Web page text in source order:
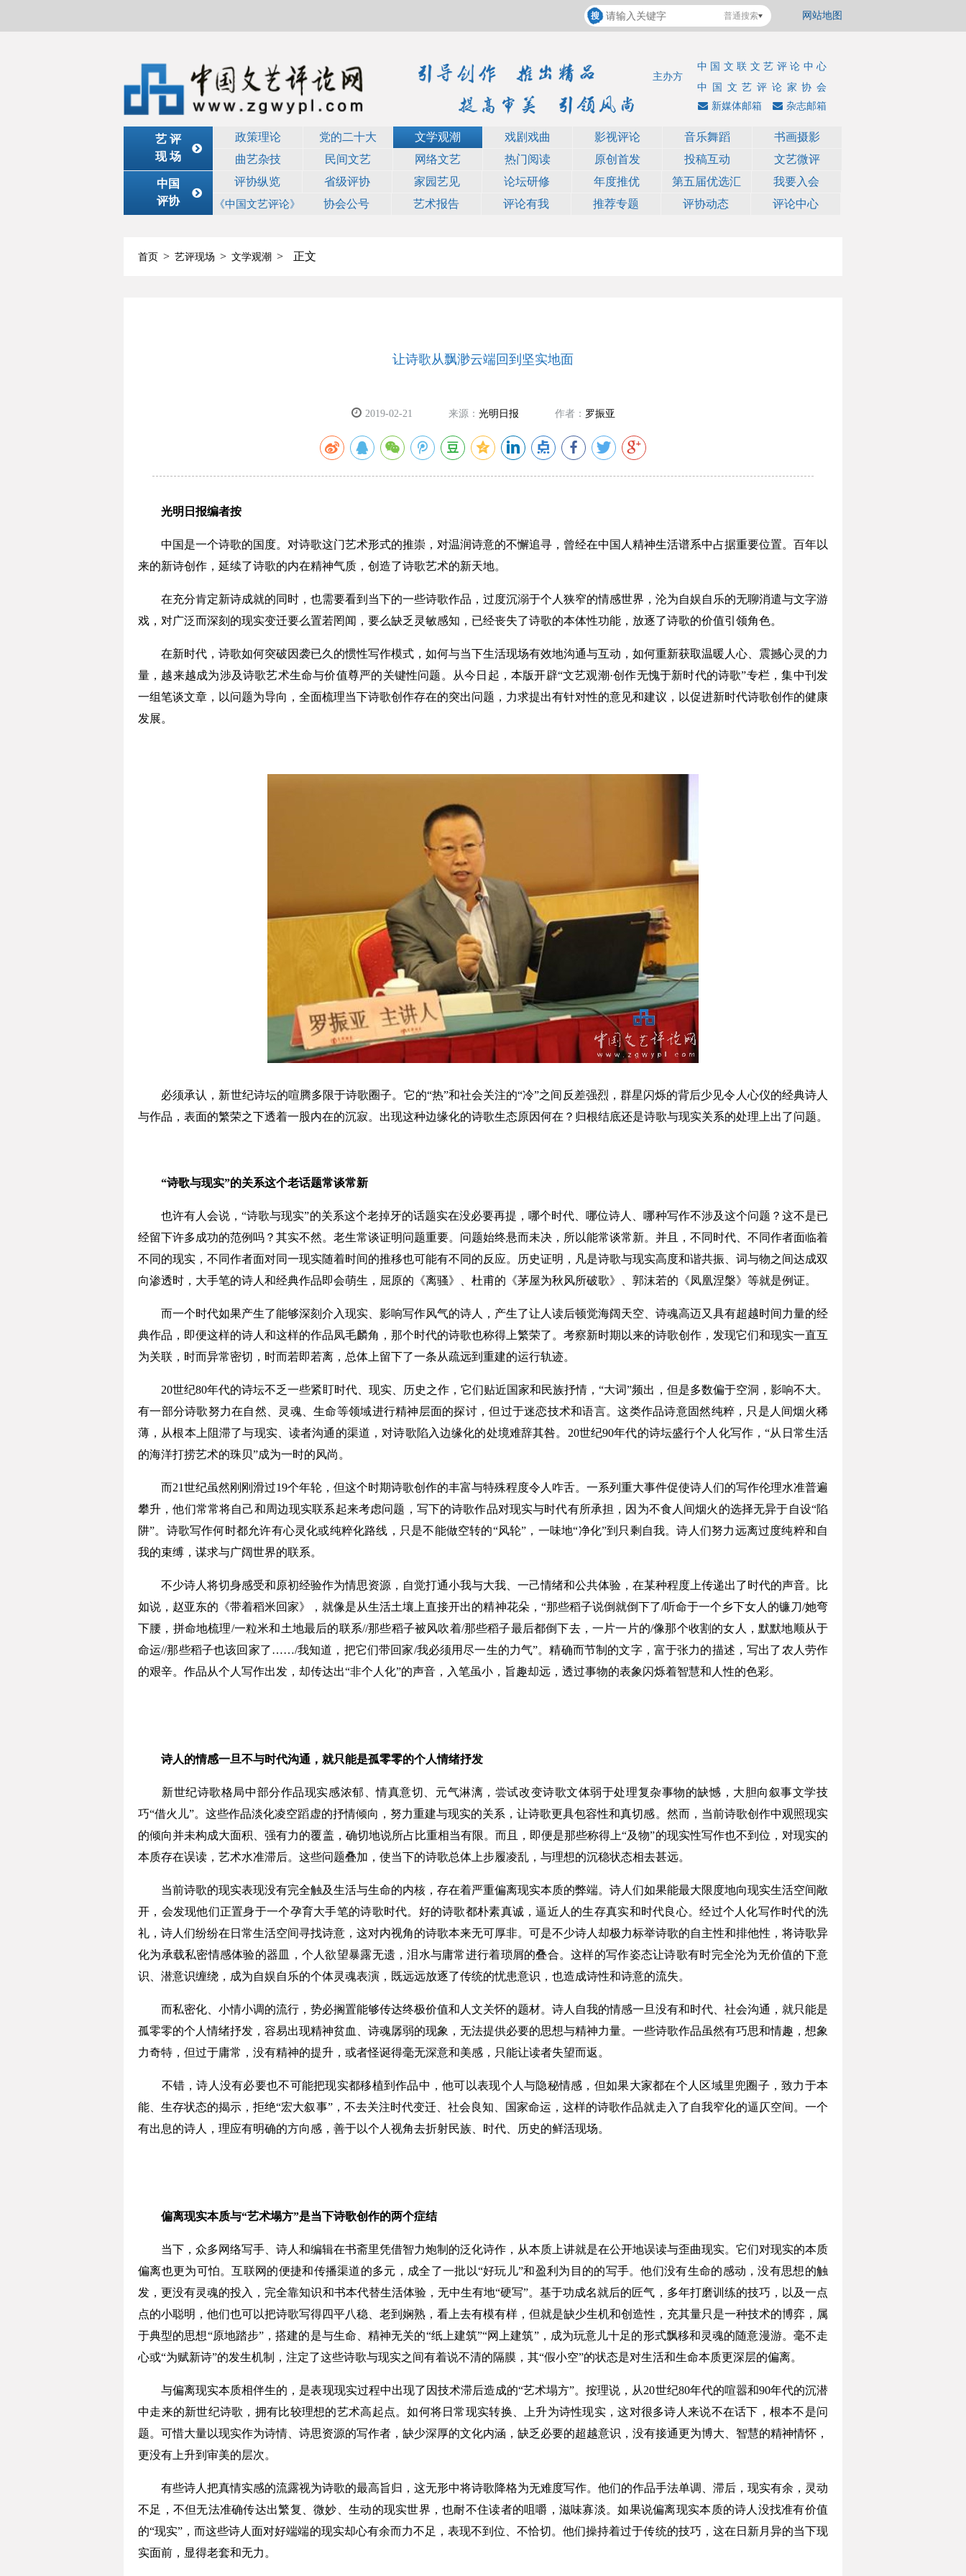
网站地图
普通搜索
中国文联文艺评论中心
中国文艺评论家协会
主办方
杂志邮箱
新媒体邮箱
艺 评
现 场
政策理论 党的二十大 文学观潮 戏剧戏曲 影视评论 音乐舞蹈
书画摄影
曲艺杂技
民间文艺 网络文艺 热门阅读 原创首发 投稿互动
文艺微评
中国
评协
评协纵览 省级评协 家园艺见 论坛研修 年度推优 第五届优选汇 我要入会
《中国文艺评论》 协会公号 艺术报告 评论有我 推荐专题 评协动态 评论中心
首页 > 艺评现场 > 文学观潮 > 正文
让诗歌从飘渺云端回到坚实地面
2019-02-21 来源： 光明日报 作者： 罗振亚
光明日报编者按
中国是一个诗歌的国度。对诗歌这门艺术形式的推崇，对温润诗意的不懈追寻，曾经在中国人精神生活谱系中占据重要位置。百年以
来的新诗创作，延续了诗歌的内在精神气质，创造了诗歌艺术的新天地。
在充分肯定新诗成就的同时，也需要看到当下的一些诗歌作品，过度沉溺于个人狭窄的情感世界，沦为自娱自乐的无聊消遣与文字游
戏，对广泛而深刻的现实变迁要么置若罔闻，要么缺乏灵敏感知，已经丧失了诗歌的本体性功能，放逐了诗歌的价值引领角色。
在新时代，诗歌如何突破因袭已久的惯性写作模式，如何与当下生活现场有效地沟通与互动，如何重新获取温暖人心、震撼心灵的力
量，越来越成为涉及诗歌艺术生命与价值尊严的关键性问题。从今日起，本版开辟“文艺观潮·创作无愧于新时代的诗歌”专栏，集中刊发
一组笔谈文章，以问题为导向，全面梳理当下诗歌创作存在的突出问题，力求提出有针对性的意见和建议，以促进新时代诗歌创作的健康
发展。
必须承认，新世纪诗坛的喧腾多限于诗歌圈子。它的“热”和社会关注的“冷”之间反差强烈，群星闪烁的背后少见令人心仪的经典诗人
与作品，表面的繁荣之下透着一股内在的沉寂。出现这种边缘化的诗歌生态原因何在？归根结底还是诗歌与现实关系的处理上出了问题。
“诗歌与现实”的关系这个老话题常谈常新
也许有人会说，“诗歌与现实”的关系这个老掉牙的话题实在没必要再提，哪个时代、哪位诗人、哪种写作不涉及这个问题？这不是已
经留下许多成功的范例吗？其实不然。老生常谈证明问题重要。问题始终悬而未决，所以能常谈常新。并且，不同时代、不同作者面临着
不同的现实，不同作者面对同一现实随着时间的推移也可能有不同的反应。历史证明，凡是诗歌与现实高度和谐共振、词与物之间达成双
向渗透时，大手笔的诗人和经典作品即会萌生，屈原的《离骚》、杜甫的《茅屋为秋风所破歌》、郭沫若的《凤凰涅槃》等就是例证。
而一个时代如果产生了能够深刻介入现实、影响写作风气的诗人，产生了让人读后顿觉海阔天空、诗魂高迈又具有超越时间力量的经
典作品，即便这样的诗人和这样的作品凤毛麟角，那个时代的诗歌也称得上繁荣了。考察新时期以来的诗歌创作，发现它们和现实一直互
为关联，时而异常密切，时而若即若离，总体上留下了一条从疏远到重建的运行轨迹。
20世纪80年代的诗坛不乏一些紧盯时代、现实、历史之作，它们贴近国家和民族抒情，“大词”频出，但是多数偏于空洞，影响不大。
有一部分诗歌努力在自然、灵魂、生命等领域进行精神层面的探讨，但过于迷恋技术和语言。这类作品诗意固然纯粹，只是人间烟火稀
薄，从根本上阻滞了与现实、读者沟通的渠道，对诗歌陷入边缘化的处境难辞其咎。20世纪90年代的诗坛盛行个人化写作，“从日常生活
的海洋打捞艺术的珠贝”成为一时的风尚。
而21世纪虽然刚刚滑过19个年轮，但这个时期诗歌创作的丰富与特殊程度令人咋舌。一系列重大事件促使诗人们的写作伦理水准普遍
攀升，他们常常将自己和周边现实联系起来考虑问题，写下的诗歌作品对现实与时代有所承担，因为不食人间烟火的选择无异于自设“陷
阱”。诗歌写作何时都允许有心灵化或纯粹化路线，只是不能做空转的“风轮”，一味地“净化”到只剩自我。诗人们努力远离过度纯粹和自
我的束缚，谋求与广阔世界的联系。
不少诗人将切身感受和原初经验作为情思资源，自觉打通小我与大我、一己情绪和公共体验，在某种程度上传递出了时代的声音。比
如说，赵亚东的《带着稻米回家》，就像是从生活土壤上直接开出的精神花朵，“那些稻子说倒就倒下了/听命于一个乡下女人的镰刀/她弯
下腰，拼命地梳理/一粒米和土地最后的联系//那些稻子被风吹着/那些稻子最后都倒下去，一片一片的/像那个收割的女人，默默地顺从于
命运//那些稻子也该回家了……/我知道，把它们带回家/我必须用尽一生的力气”。精确而节制的文字，富于张力的描述，写出了农人劳作
的艰辛。作品从个人写作出发，却传达出“非个人化”的声音，入笔虽小，旨趣却远，透过事物的表象闪烁着智慧和人性的色彩。
诗人的情感一旦不与时代沟通，就只能是孤零零的个人情绪抒发
新世纪诗歌格局中部分作品现实感浓郁、情真意切、元气淋漓，尝试改变诗歌文体弱于处理复杂事物的缺憾，大胆向叙事文学技
巧“借火儿”。这些作品淡化凌空蹈虚的抒情倾向，努力重建与现实的关系，让诗歌更具包容性和真切感。然而，当前诗歌创作中观照现实
的倾向并未构成大面积、强有力的覆盖，确切地说所占比重相当有限。而且，即便是那些称得上“及物”的现实性写作也不到位，对现实的
本质存在误读，艺术水准滞后。这些问题叠加，使当下的诗歌总体上步履凌乱，与理想的沉稳状态相去甚远。
当前诗歌的现实表现没有完全触及生活与生命的内核，存在着严重偏离现实本质的弊端。诗人们如果能最大限度地向现实生活空间敞
开，会发现他们正置身于一个孕育大手笔的诗歌时代。好的诗歌都朴素真诚，逼近人的生存真实和时代良心。经过个人化写作时代的洗
礼，诗人们纷纷在日常生活空间寻找诗意，这对内视角的诗歌本来无可厚非。可是不少诗人却极力标举诗歌的自主性和排他性，将诗歌异
化为承载私密情感体验的器皿，个人欲望暴露无遗，泪水与庸常进行着琐屑的叠合。这样的写作姿态让诗歌有时完全沦为无价值的下意
识、潜意识缠绕，成为自娱自乐的个体灵魂表演，既远远放逐了传统的忧患意识，也造成诗性和诗意的流失。
而私密化、小情小调的流行，势必搁置能够传达终极价值和人文关怀的题材。诗人自我的情感一旦没有和时代、社会沟通，就只能是
孤零零的个人情绪抒发，容易出现精神贫血、诗魂孱弱的现象，无法提供必要的思想与精神力量。一些诗歌作品虽然有巧思和情趣，想象
力奇特，但过于庸常，没有精神的提升，或者怪诞得毫无深意和美感，只能让读者失望而返。
不错，诗人没有必要也不可能把现实都移植到作品中，他可以表现个人与隐秘情感，但如果大家都在个人区域里兜圈子，致力于本
能、生存状态的揭示，拒绝“宏大叙事”，不去关注时代变迁、社会良知、国家命运，这样的诗歌作品就走入了自我窄化的逼仄空间。一个
有出息的诗人，理应有明确的方向感，善于以个人视角去折射民族、时代、历史的鲜活现场。
偏离现实本质与“艺术塌方”是当下诗歌创作的两个症结
当下，众多网络写手、诗人和编辑在书斋里凭借智力炮制的泛化诗作，从本质上讲就是在公开地误读与歪曲现实。它们对现实的本质
偏离也更为可怕。互联网的便捷和传播渠道的多元，成全了一批以“好玩儿”和盈利为目的的写手。他们没有生命的感动，没有思想的触
发，更没有灵魂的投入，完全靠知识和书本代替生活体验，无中生有地“硬写”。基于功成名就后的匠气，多年打磨训练的技巧，以及一点
点的小聪明，他们也可以把诗歌写得四平八稳、老到娴熟，看上去有模有样，但就是缺少生机和创造性，充其量只是一种技术的博弈，属
于典型的思想“原地踏步”，搭建的是与生命、精神无关的“纸上建筑”“网上建筑”，成为玩意儿十足的形式飘移和灵魂的随意漫游。毫不走
心或“为赋新诗”的发生机制，注定了这些诗歌与现实之间有着说不清的隔膜，其“假小空”的状态是对生活和生命本质更深层的偏离。
与偏离现实本质相伴生的，是表现现实过程中出现了因技术滞后造成的“艺术塌方”。按理说，从20世纪80年代的喧嚣和90年代的沉潜
中走来的新世纪诗歌，拥有比较理想的艺术高起点。如何将日常现实转换、上升为诗性现实，这对很多诗人来说不在话下，根本不是问
题。可惜大量以现实作为诗情、诗思资源的写作者，缺少深厚的文化内涵，缺乏必要的超越意识，没有接通更为博大、智慧的精神情怀，
更没有上升到审美的层次。
有些诗人把真情实感的流露视为诗歌的最高旨归，这无形中将诗歌降格为无难度写作。他们的作品手法单调、滞后，现实有余，灵动
不足，不但无法准确传达出繁复、微妙、生动的现实世界，也耐不住读者的咀嚼，滋味寡淡。如果说偏离现实本质的诗人没找准有价值
的“现实”，而这些诗人面对好端端的现实却心有余而力不足，表现不到位、不恰切。他们操持着过于传统的技巧，这在日新月异的当下现
实面前，显得老套和无力。